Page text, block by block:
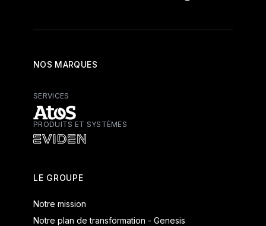
NOS MARQUES
SERVICES
Atos - Services
PRODUITS ET SYSTÈMES
LE GROUPE
Notre mission
Notre plan de transformation - Genesis